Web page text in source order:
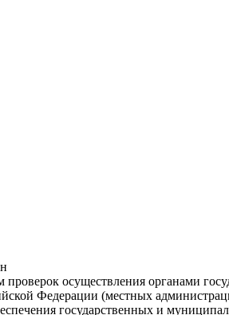
осуществления органами
Федерации (местных
государственных и